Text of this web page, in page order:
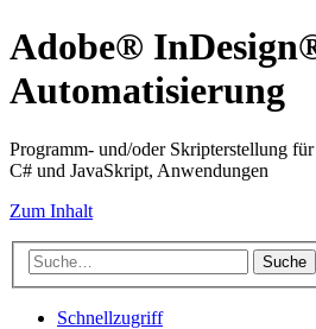
Adobe®
Automatisierung
Programm- und/oder Skripterstellung
C# und JavaSkript, Anwendungen
Zum Inhalt
Suche
Schnellzugriff